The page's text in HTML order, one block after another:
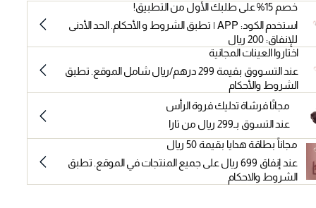
خصم 15% على طلبك الأول من التطبيق!
استخدم الكود: APP | تطبق الشروط و الأحكام. الحد الأدنى
للإنفاق: 200 ريال
اختاروا العينات المجانية
عند التسووق بقيمة 299 درهم/ريال شامل الموقع. تطبق
الشروط والأحكام
مجانًا فرشاة تدليك فروة الرأس
عند التسوق بـ299 ريال من تارا
مجاناً بطاقة هدايا بقيمة 50 ريال
عند إنفاق 699 ريال على جميع المنتجات في الموقع. تطبق
الشروط والاحكام